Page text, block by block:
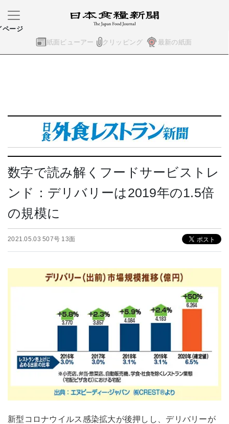
紙面ビューアー クリッピング 最新の紙面
ページ
数字で読み解くフードサービストレ
ンド：デリバリーは2019年の1.5倍
の規模に
2021.05.03 507号 13面
新型コロナウイルス感染拡大が後押しし、デリバリーが